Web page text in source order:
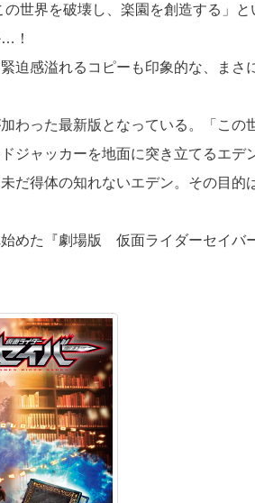
世界を破壊し、楽園を創造する」
！
迫感溢れるコピーも印象的な、まさ
わった最新版となっている。「この
ジャッカーを地面に突き立てるエデ
だ得体の知れないエデン。その目的
めた『劇場版 仮面ライダーセイ